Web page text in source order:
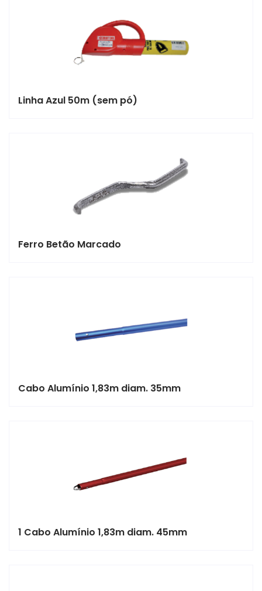
Linha Azul 50m (sem pó)
Ferro Betão Marcado
Cabo Alumínio 1,83m diam. 35mm
1 Cabo Alumínio 1,83m diam. 45mm